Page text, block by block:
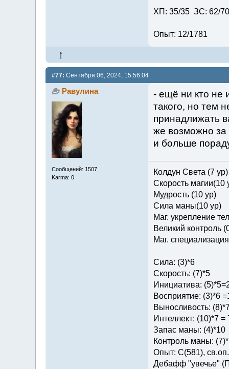
ХП: 35/35 ЗС: 62/
Опыт: 12/1781
#77: Сентября 06, 2024, 15:56:04
Равулина
Сообщений: 1507
Karma: 0
- ещё ни кто не
такого, но тем
принадлижать
же возможно за
и больше
Колдун Света (7
Скорость магии(10
Мудрость (10 ур)
Сила маны(10 ур)
Маг. укрепление
Великий контроль
Маг.
Сила: (3)*6
Скорость: (7)*5
Инициатива:
Восприятие: (3)*6
Выносливость:
Интеллект: (10)*7 =
Запас маны: (4)*10
Контроль маны:
Опыт: C(581),
Дебафф "увечье"